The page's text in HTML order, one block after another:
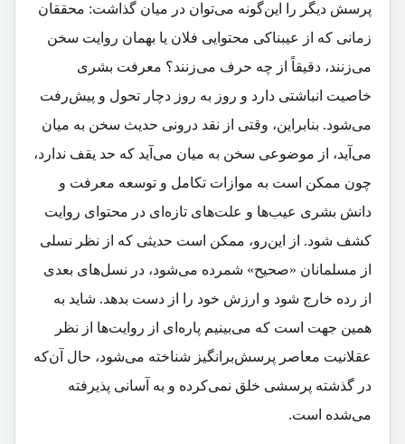
پرسش دیگر را این‌گونه می‌توان در میان گذاشت: محققان
زمانی که از عیبناکی محتوایی فلان یا بهمان روایت سخن
می‌زنند، دقیقاً از چه حرف می‌زنند؟ معرفت بشری
خاصیت انباشتی دارد و روز به روز دچار تحول و پیش‌رفت
می‌شود. بنابراین، وقتی از نقد درونی حدیث سخن به میان
می‌آید، از موضوعی سخن به میان می‌آید که حد یقف ندارد،
چون ممکن است به موازات تکامل و توسعه معرفت و
دانش بشری عیب‌ها و علت‌های تازه‌ای در محتوای روایت
کشف شود. از این‌رو، ممکن است حدیثی که از نظر نسلی
از مسلمانان «صحیح» شمرده می‌شود، در نسل‌های بعدی
از رده خارج شود و ارزش خود را از دست بدهد. شاید به
همین جهت است که می‌بینیم پاره‌ای از روایت‌ها از نظر
عقلانیت معاصر پرسش‌برانگیز شناخته می‌شود، حال آن‌که
در گذشته پرسشی خلق نمی‌کرده و به آسانی پذیرفته
می‌شده است.